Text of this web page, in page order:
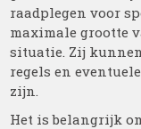
raadplegen voor
maximale grootte
situatie. Zij
regels en
zijn.
Het is belangrijk